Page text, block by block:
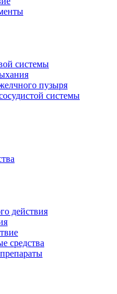
системы
пузыря
системы
действия
средства